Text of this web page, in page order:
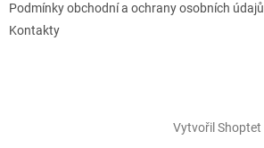
Podmínky obchodní a ochrany osobních údajů
Kontakty
Vytvořil Shoptet